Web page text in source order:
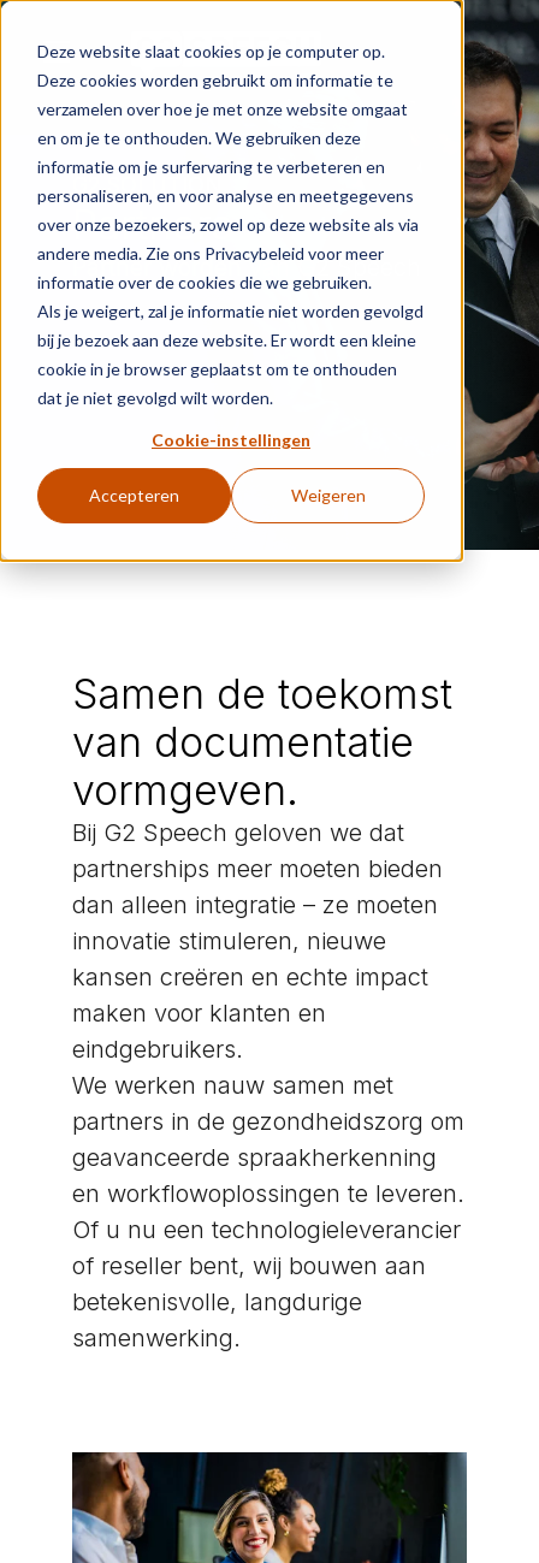
Deze website slaat cookies op je computer op.
Deze cookies worden gebruikt om informatie te
verzamelen over hoe je met onze website omgaat
en om je te onthouden. We gebruiken deze
informatie om je surfervaring te verbeteren en
personaliseren, en voor analyse en meetgegevens
over onze bezoekers, zowel op deze website als via
andere media. Zie ons Privacybeleid voor meer
informatie over de cookies die we gebruiken.
Als je weigert, zal je informatie niet worden gevolgd
bij je bezoek aan deze website. Er wordt een kleine
cookie in je browser geplaatst om te onthouden
dat je niet gevolgd wilt worden.
Cookie-instellingen
Accepteren Weigeren
Skip to main content
G2 SOLUTION
Partners
Partner worden van G2 Speech
Samen de toekomst
van documentatie
vormgeven.
Bij G2 Speech geloven we dat
partnerships meer moeten bieden
dan alleen integratie – ze moeten
innovatie stimuleren, nieuwe
kansen creëren en echte impact
maken voor klanten en
eindgebruikers.
We werken nauw samen met
partners in de gezondheidszorg om
geavanceerde spraakherkenning
en workflowoplossingen te leveren.
Of u nu een technologieleverancier
of reseller bent, wij bouwen aan
betekenisvolle, langdurige
samenwerking.